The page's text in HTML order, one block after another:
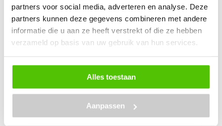
partners voor social media, adverteren en analyse. Deze
partners kunnen deze gegevens combineren met andere
informatie die u aan ze heeft verstrekt of die ze hebben
verzameld op basis van uw gebruik van hun services.
Alles toestaan
Aanpassen
Schot hecht veel waarde aan zijn serviceverhaal. Uit
ervaring weet hij als geen ander hoe belangrijk dat
kan je blijven verkopen, maar dan gaat het toch niet
lukken. Ik kan natuurlijk wel zeggen dat het bij ons goed
geregeld is, dat is het ook, maar dat zegt iedereen. We
hebben alle onderdelen op voorraad, van klein tot groot.
We hebben zelfs een frame op voorraad. Als een dealer